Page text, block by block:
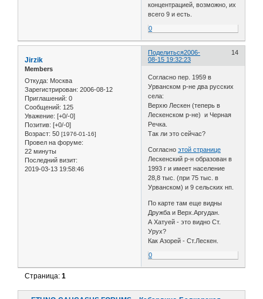
концентрацией, возможно, их
всего 9 и есть.
0
Поделиться 14
2006-
08-15 19:32:23
Jirzik
Members
Откуда: Москва
Зарегистрирован: 2006-08-12
Приглашений: 0
Сообщений: 125
Уважение: [+0/-0]
Позитив: [+0/-0]
Возраст: 50 [1976-01-16]
Провел на форуме:
22 минуты
Последний визит:
2019-03-13 19:58:46
Согласно пер. 1959 в
Урванском р-не два русских
села:
Верхю Лескен (теперь в
Лескенском р-не) и Черная
Речка.
Так ли это сейчас?
Согласноэтой странице
Лескенский р-н образован в
1993 г и имеет население
28,8 тыс. (при 75 тыс. в
Урванском) и 9 сельских нп.
По карте там еще видны
Дружба и Верх.Аргудан.
А Хатуей - это видно Ст.
Урух?
Как Азорей - Ст.Лескен.
0
Страница:1